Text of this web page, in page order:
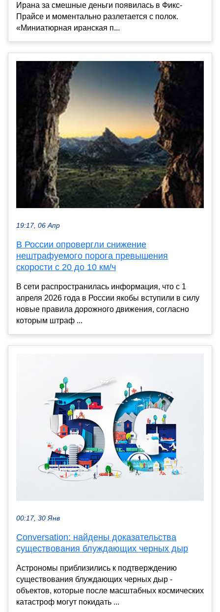
Ирана за смешные деньги появилась в Фикс-
Прайсе и моментально разлетается с полок.
«Миниатюрная иранская п...
19:17, 06 Апр
В России опровергли снижение
нештрафуемого порога превышения
скорости с 20 до 10 км/ч
В сети распространилась информация, что с 1
апреля 2026 года в России якобы вступили в силу
новые правила дорожного движения, согласно
которым штраф ...
00:17, 30 Янв
Conversation: найдены доказательства
существования блуждающих черных дыр
Астрономы приблизились к подтверждению
существования блуждающих черных дыр -
объектов, которые после масштабных космических
катастроф могут покидать ...